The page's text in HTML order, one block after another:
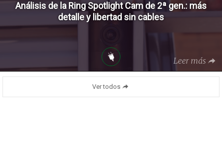
Análisis de la Ring Spotlight Cam de 2ª gen.: más
detalle y libertad sin cables
Leer más
Ver todos